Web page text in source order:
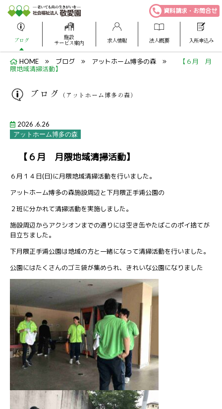
ブログ
施設
サービス案内
求人情報 法人概要 入所申込み
資料請求・お問合せ
HOME ブログ アットホーム博多の森
【６月 月
隈地域清掃活動】
ブログ （アットホーム博多の森）
2026 .6.26
アットホーム博多の森
【６月 月隈地域清掃活動】
６月１４日(日)に月隈地域清掃活動を行いました。
アットホーム博多の森施設周辺と下月隈正手浦公園の
２班に分かれて清掃活動を実施しました。
施設周辺からアクシオンまでの通りには空き缶やたばこのポイ捨てが
目立ちました。
下月隈正手浦公園は地域の方と一緒になって清掃活動を行いました。
公園にはたくさんのゴミ袋が集められ、きれいな公園になりました